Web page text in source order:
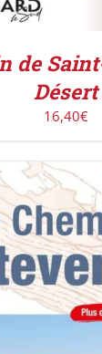
de
Désert
16,40€